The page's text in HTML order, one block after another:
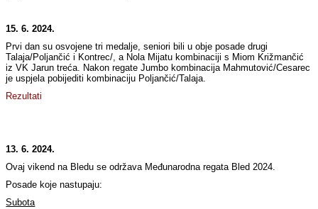
15. 6. 2024.
Prvi dan su osvojene tri medalje, seniori bili u obje posade drugi
Talaja/Poljančić i Kontrec/, a Nola Mijatu kombinaciji s Miom Križmančić
iz VK Jarun treća. Nakon regate Jumbo kombinacija Mahmutović/Cesarec
je uspjela pobijediti kombinaciju Poljančić/Talaja.
Rezultati
13. 6. 2024.
Ovaj vikend na Bledu se održava Međunarodna regata Bled 2024.
Posade koje nastupaju:
Subota